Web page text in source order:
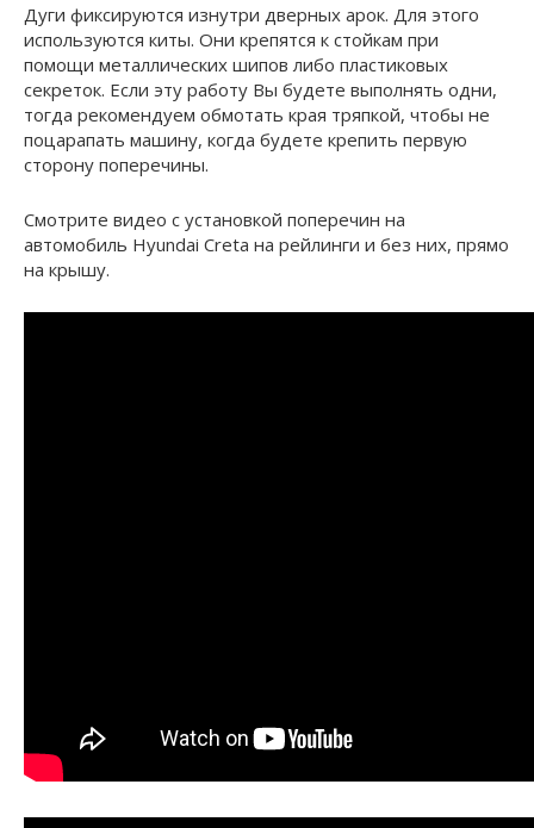
Дуги фиксируются изнутри дверных арок. Для этого
используются киты. Они крепятся к стойкам при
помощи металлических шипов либо пластиковых
секреток. Если эту работу Вы будете выполнять одни,
тогда рекомендуем обмотать края тряпкой, чтобы не
поцарапать машину, когда будете крепить первую
сторону поперечины.
Смотрите видео с установкой поперечин на
автомобиль Hyundai Creta на рейлинги и без них, прямо
на крышу.